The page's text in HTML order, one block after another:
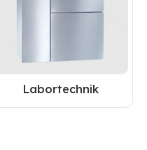
Labortechnik